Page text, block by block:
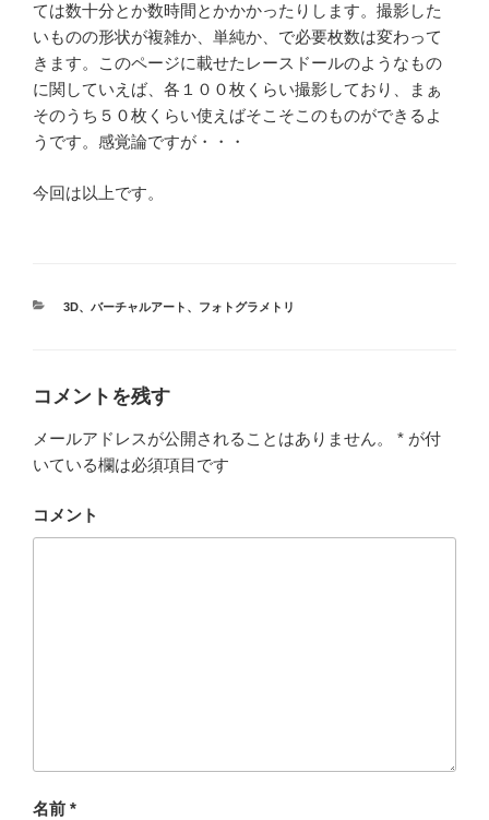
ては数十分とか数時間とかかかったりします。撮影した
いものの形状が複雑か、単純か、で必要枚数は変わって
きます。このページに載せたレースドールのようなもの
に関していえば、各１００枚くらい撮影しており、まぁ
そのうち５０枚くらい使えばそこそこのものができるよ
うです。感覚論ですが・・・
今回は以上です。
カ
ー
3D、 バーチャルアート 、 フォトグラメトリ
コメントを残す
メールアドレスが公開されることはありません。 * が付
いている欄は必須項目です
コメント
名前 *